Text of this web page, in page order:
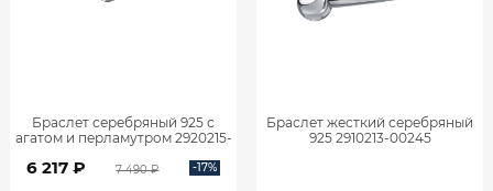
Браслет серебряный 925 с
агатом и перламутром 2920215-
6 217 ₽ 7 490 ₽ -17%
Браслет жесткий серебряный
925 2910213-00245